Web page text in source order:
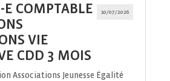
10/07/2026
E COMPTABLE
VIE
CDD 3 MOIS
fenêtre)
Associations Jeunesse Égalité